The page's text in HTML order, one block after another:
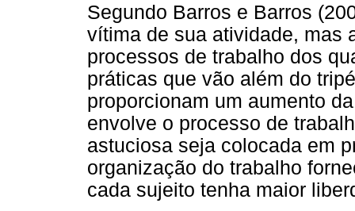
Segundo Barros e Barros
vítima de sua atividade, mas
processos de trabalho dos
práticas que vão além do
proporcionam um aumento
envolve o processo de
astuciosa seja colocada em
organização do trabalho
cada sujeito tenha maior